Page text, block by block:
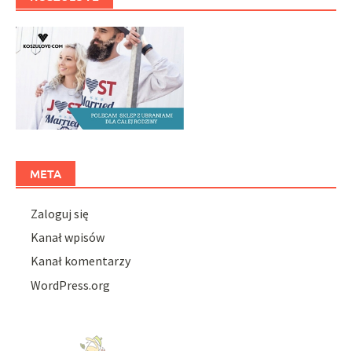
META
Zaloguj się
Kanał wpisów
Kanał komentarzy
WordPress.org